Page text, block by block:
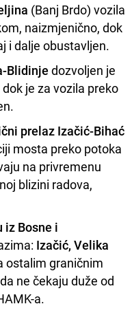
(Banj Brdo) vozila
naizmjenično, dok
i dalje obustavljen.
Blidinje dozvoljen je
je za vozila preko
prelaz Izačić-Bihać
mosta preko potoka
na privremenu
blizini radova,
iz Bosne i
Izačić, Velika
ostalim graničnim
ne čekaju duže od
a.